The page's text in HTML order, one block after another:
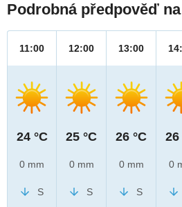
Podrobná předpověď
11:00
24 °C
0 mm
S
12:00
25 °C
0 mm
S
13:00
26 °C
0 mm
S
26
0